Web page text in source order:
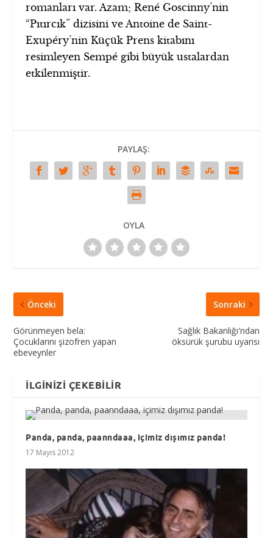
romanları var. Azam; René Goscinny’nin
“Pıtırcık” dizisini ve Antoine de Saint-
Exupéry’nin Küçük Prens kitabını
resimleyen Sempé gibi büyük ustalardan
etkilenmiştir.
PAYLAŞ:
OYLA
Önceki
Görünmeyen bela:
Çocuklarını şizofren yapan
ebeveynler
Sonraki
Sağlık Bakanlığı'ndan
öksürük şurubu uyarısı
İLGINIZI ÇEKEBILIR
Panda, panda, paanndaaa, içimiz dışımız panda!
17 Mayıs 2012